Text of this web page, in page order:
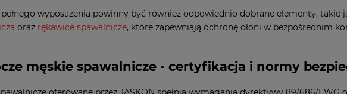
pełnego wyposażenia powinny być również odpowiednio dobrane elementy, takie
oraz rękawice spawalnicze, które zapewniają ochronę dłoni w bezpośrednim
męskie spawalnicze - certyfikacja i normy